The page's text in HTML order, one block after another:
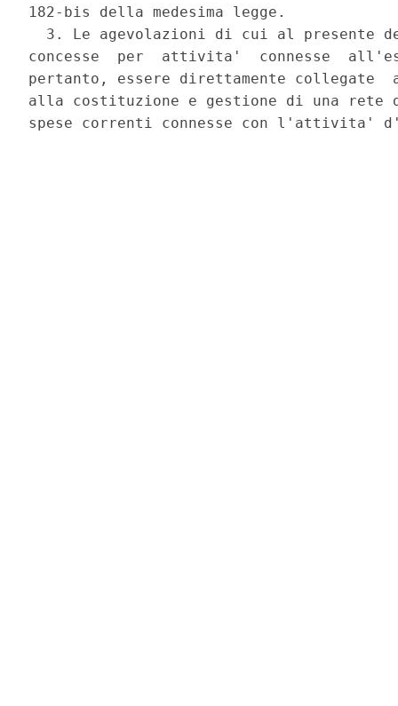
182-bis della medesima legge.
3. Le agevolazioni di cui al presente
concesse  per  attivita'  connesse
pertanto, essere direttamente
alla costituzione e gestione di una